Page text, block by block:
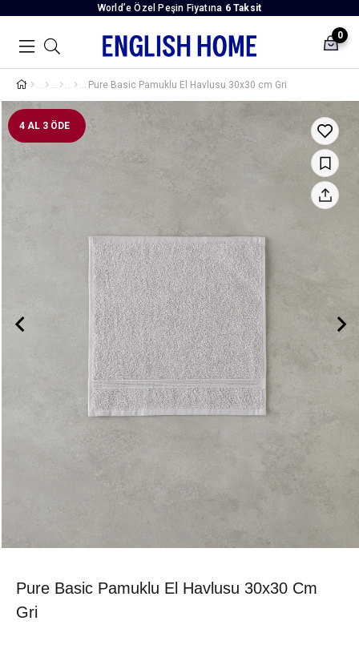
World’e Özel Peşin Fiyatına 6 Taksit
0
Pure Basic Pamuklu El Havlusu 30x30 cm Gri
4 AL 3 ÖDE
Pure Basic Pamuklu El Havlusu 30x30 Cm
Gri